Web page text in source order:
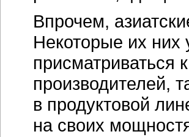
Впрочем,
Некоторые их них
присматриваться
производителей,
в продуктовой
на своих